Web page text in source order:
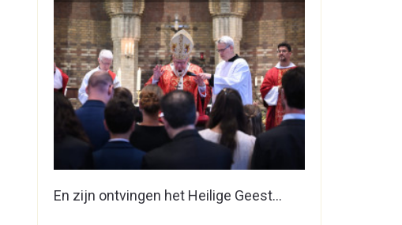
En zijn ontvingen het Heilige Geest…